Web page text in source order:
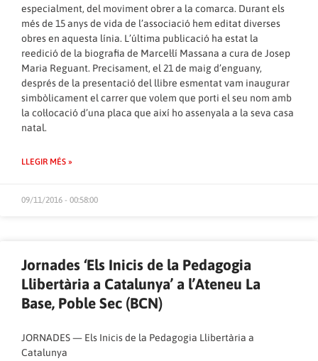
especialment, del moviment obrer a la comarca. Durant els
més de 15 anys de vida de l’associació hem editat diverses
obres en aquesta línia. L’última publicació ha estat la
reedició de la biografia de Marcel·lí Massana a cura de Josep
Maria Reguant. Precisament, el 21 de maig d’enguany,
després de la presentació del llibre esmentat vam inaugurar
simbòlicament el carrer que volem que porti el seu nom amb
la col·locació d’una placa que així ho assenyala a la seva casa
natal.
LLEGIR MÉS »
09/11/2016 - 00:58:00
Jornades ‘Els Inicis de la Pedagogia
Llibertària a Catalunya’ a l’Ateneu La
Base, Poble Sec (BCN)
JORNADES — Els Inicis de la Pedagogia Llibertària a
Catalunya